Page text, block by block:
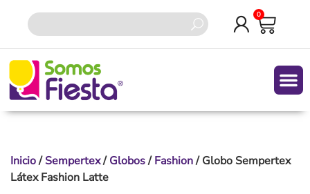
0
Inicio/Sempertex/Globos/Fashion/ Globo Sempertex
Látex Fashion Latte